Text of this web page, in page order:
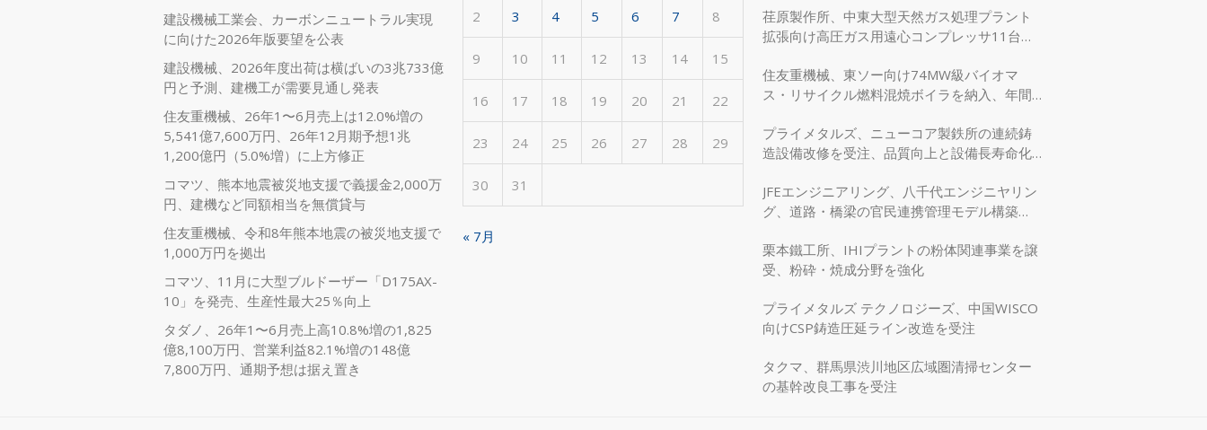
建設機械工業会、カーボンニュートラル実現
に向けた2026年版要望を公表
建設機械、2026年度出荷は横ばいの3兆733億
円と予測、建機工が需要見通し発表
住友重機械、26年1〜6月売上は12.0%増の
5,541億7,600万円、26年12月期予想1兆
1,200億円（5.0%増）に上方修正
コマツ、熊本地震被災地支援で義援金2,000万
円、建機など同額相当を無償貸与
住友重機械、令和8年熊本地震の被災地支援で
1,000万円を拠出
コマツ、11月に大型ブルドーザー「D175AX-
10」を発売、生産性最大25％向上
タダノ、26年1〜6月売上高10.8%増の1,825
億8,100万円、営業利益82.1%増の148億
7,800万円、通期予想は据え置き
2 3 4 5 6 7 8
9 10 11 12 13 14 15
16 17 18 19 20 21 22
23 24 25 26 27 28 29
30 31
« 7月
荏原製作所、中東大型天然ガス処理プラント
拡張向け高圧ガス用遠心コンプレッサ11台を
住友重機械、東ソー向け74MW級バイオマ
ス・リサイクル燃料混焼ボイラを納入、年間
プライメタルズ、ニューコア製鉄所の連続鋳
造設備改修を受注、品質向上と設備長寿命化
JFEエンジニアリング、八千代エンジニヤリン
グ、道路・橋梁の官民連携管理モデル構築
栗本鐵工所、IHIプラントの粉体関連事業を譲
受、粉砕・焼成分野を強化
プライメタルズ テクノロジーズ、中国WISCO
向けCSP鋳造圧延ライン改造を受注
タクマ、群馬県渋川地区広域圏清掃センター
の基幹改良工事を受注